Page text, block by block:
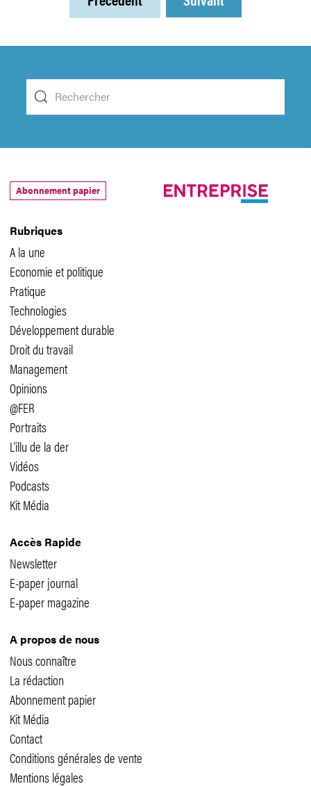
Rubriques
A la une
Economie et politique
Pratique
Technologies
Développement durable
Droit du travail
Management
Opinions
@FER
Portraits
L'illu de la der
Vidéos
Podcasts
Kit Média
Accès Rapide
Newsletter
E-paper journal
E-paper magazine
A propos de nous
Nous connaître
La rédaction
Abonnement papier
Kit Média
Contact
Conditions générales de vente
Mentions légales
Abonnement papier